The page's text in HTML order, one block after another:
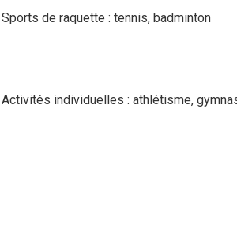
Sports de raquette : tennis, badminton
Activités individuelles : athlétisme,